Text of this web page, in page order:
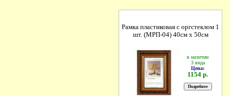
Рамка пластиковая с оргстеклом 1
шт. (МРП-04) 40см х 50см
в наличии
3 вида
Цена:
1154 р.